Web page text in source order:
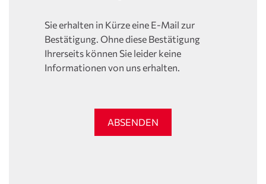
Sie erhalten in Kürze eine E-Mail zur
Bestätigung. Ohne diese Bestätigung
Ihrerseits können Sie leider keine
Informationen von uns erhalten.
ABSENDEN